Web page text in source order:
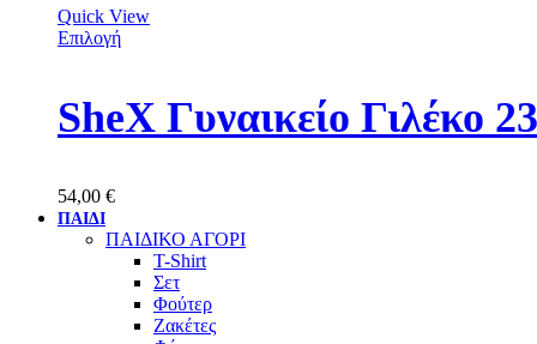
Quick View
Επιλογή
SheX Γυναικείο Γιλέκο
54,00 €
ΠΑΙΔΙ
ΠΑΙΔΙΚΟ ΑΓΟΡΙ
T-Shirt
Σετ
Φούτερ
Ζακέτες